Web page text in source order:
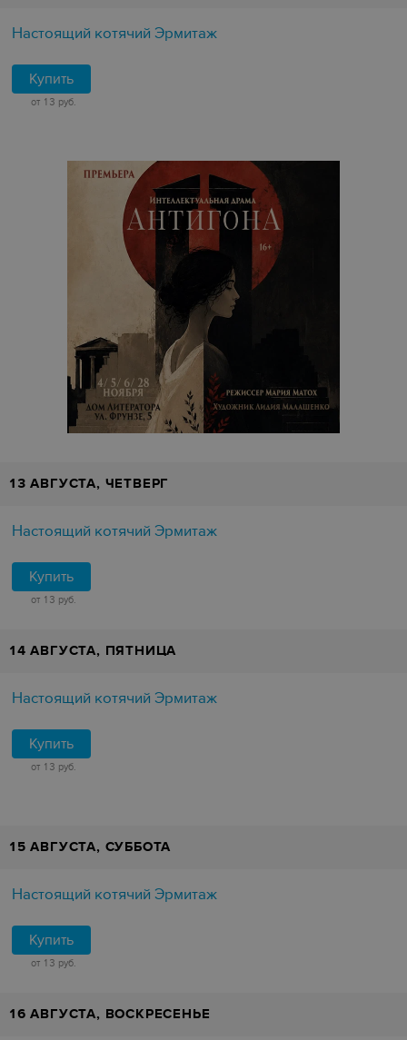
Настоящий котячий Эрмитаж
Купить
от 13 руб.
13 АВГУСТА, ЧЕТВЕРГ
Настоящий котячий Эрмитаж
Купить
от 13 руб.
14 АВГУСТА, ПЯТНИЦА
Настоящий котячий Эрмитаж
Купить
от 13 руб.
15 АВГУСТА, СУББОТА
Настоящий котячий Эрмитаж
Купить
от 13 руб.
16 АВГУСТА, ВОСКРЕСЕНЬЕ